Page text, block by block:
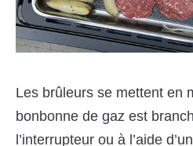
Les brûleurs se mettent en
bonbonne de gaz est
l’interrupteur ou à l’aide